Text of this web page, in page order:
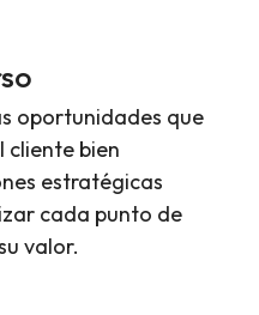
oportunidades que
cliente bien
estratégicas
cada punto de
valor.